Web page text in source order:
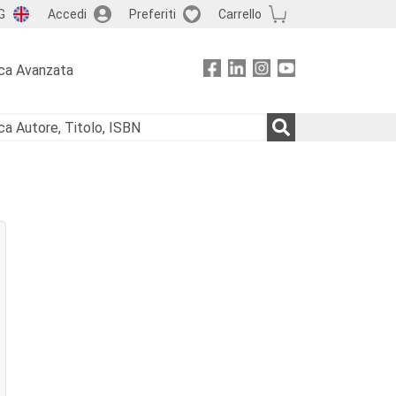
Accedi Preferiti Carrello
Avanzata